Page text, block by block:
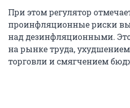
При этом регулятор
проинфляционные риски
над дезинфляционными.
на рынке труда,
торговли и смягчением